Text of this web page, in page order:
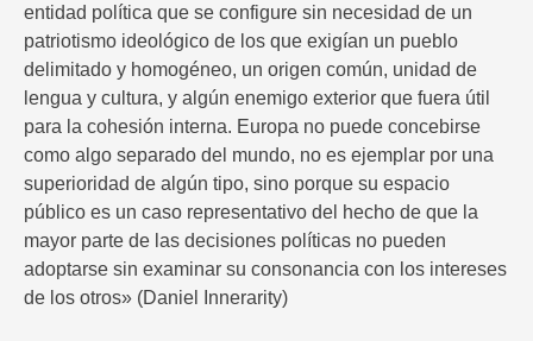
entidad política que se configure sin necesidad de un
patriotismo ideológico de los que exigían un pueblo
delimitado y homogéneo, un origen común, unidad de
lengua y cultura, y algún enemigo exterior que fuera útil
para la cohesión interna. Europa no puede concebirse
como algo separado del mundo, no es ejemplar por una
superioridad de algún tipo, sino porque su espacio
público es un caso representativo del hecho de que la
mayor parte de las decisiones políticas no pueden
adoptarse sin examinar su consonancia con los intereses
de los otros» (Daniel Innerarity)